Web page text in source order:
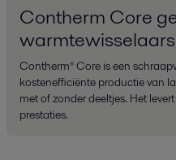
Contherm Core
warmtewisselaars
Contherm® Core is een
kostenefficiënte productie van
met of zonder deeltjes. Het
prestaties.